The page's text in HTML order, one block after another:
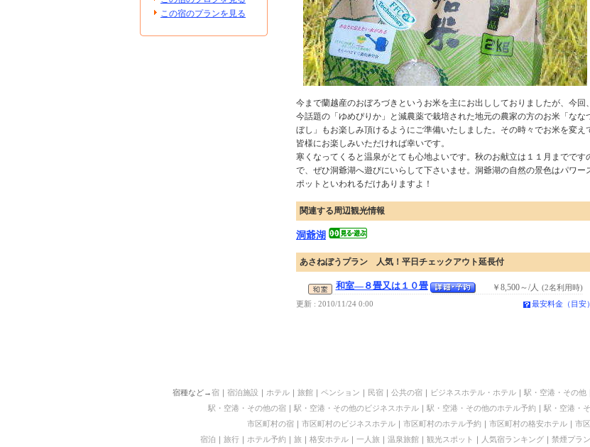
この宿のプランを見る
今まで蘭越産のおぼろづきというお米を主にお出ししておりましたが、今回、
今話題の「ゆめぴりか」と減農薬で栽培された地元の農家の方のお米「なな
ぼし」もお楽しみ頂けるようにご準備いたしました。その時々でお米を変え
皆様にお楽しみいただければ幸いです。
寒くなってくると温泉がとても心地よいです。秋のお献立は１１月までです
で、ぜひ洞爺湖へ遊びにいらして下さいませ。洞爺湖の自然の景色はパワー
ポットといわれるだけありますよ！
関連する周辺観光情報
洞爺湖
あさねぼうプラン 人気！平日チェックアウト延長付
和室―８畳又は１０畳 ￥8,500～/人 (2名利用時)
更新 : 2010/11/24 0:00
最安料金（目安）
宿種など→宿 宿泊施設 ホテル 旅館 ペンション 民宿 公共の宿 ビジネスホテル・ホテル 駅・空港・その他
駅・空港・その他の宿｜ 駅・空港・その他のビジネスホテル｜ 駅・空港・その他のホテル予約 駅・空港・
市区町村の宿｜ 市区町村のビジネスホテル｜ 市区町村のホテル予約 市区町村の格安ホテル｜ 市
宿泊
旅行｜ ホテル予約 旅 格安ホテル｜ 一人旅 温泉旅館｜ 観光スポット 人気宿ランキング｜ 禁煙プラ